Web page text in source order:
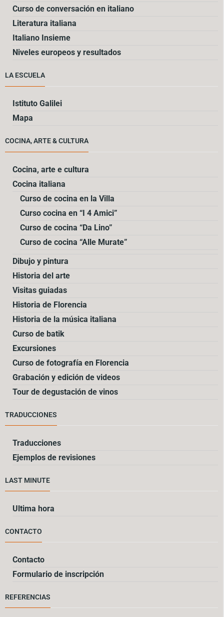
Curso de conversación en italiano
Literatura italiana
Italiano Insieme
Niveles europeos y resultados
LA ESCUELA
Istituto Galilei
Mapa
COCINA, ARTE & CULTURA
Cocina, arte e cultura
Cocina italiana
Curso de cocina en la Villa
Curso cocina en “I 4 Amici”
Curso de cocina “Da Lino”
Curso de cocina “Alle Murate”
Dibujo y pintura
Historia del arte
Visitas guiadas
Historia de Florencia
Historia de la música italiana
Curso de batik
Excursiones
Curso de fotografía en Florencia
Grabación y edición de videos
Tour de degustación de vinos
TRADUCCIONES
Traducciones
Ejemplos de revisiones
LAST MINUTE
Ultima hora
CONTACTO
Contacto
Formulario de inscripción
REFERENCIAS